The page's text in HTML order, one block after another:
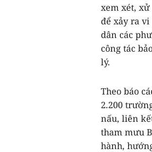
xem xét,
để xảy ra vi
dân các
công tác
lý.
Theo báo
2.200
nấu, liên
tham mưu
hành,